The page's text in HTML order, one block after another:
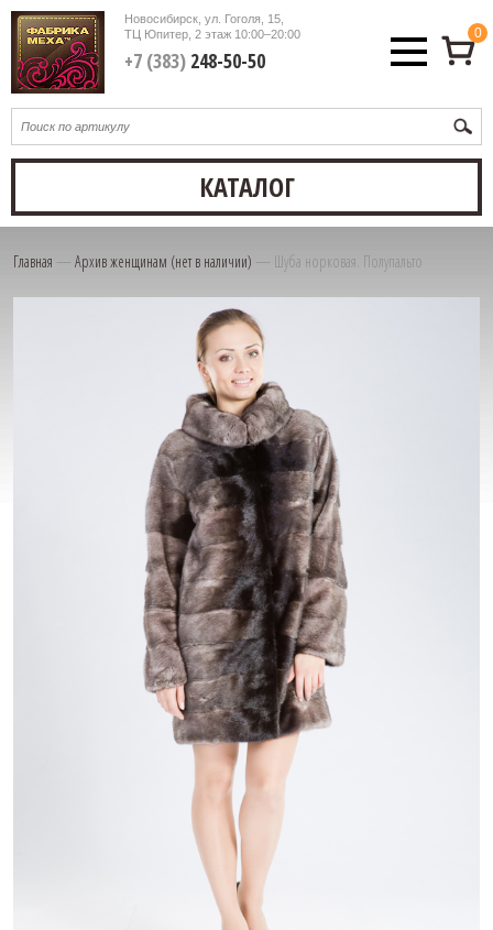
Новосибирск, ул. Гоголя, 15,
ТЦ Юпитер, 2 этаж10:00–20:00
+7 (383)248-50-50
0
КАТАЛОГ
Главная — Архив женщинам (нет в наличии) — Шуба норковая. Полупальто